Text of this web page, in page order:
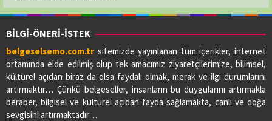
BİLGİ-ÖNERİ-İSTEK
belgeselsemo.com.tr sitemizde yayınlanan tüm içerikler, internet
ortamında elde edilmiş olup tek amacımız ziyaretçilerimize, bilimsel,
kültürel açıdan biraz da olsa faydalı olmak, merak ve ilgi durumlarını
artırmaktır… Çünkü belgeseller, insanların bu duygularını artırmakla
beraber, bilgisel ve kültürel açıdan fayda sağlamakta, canlı ve doğa
sevgisini artırmaktadır…